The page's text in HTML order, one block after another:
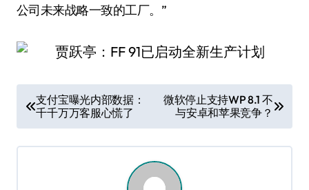
公司未来战略一致的工厂。”
章
导
支付宝曝光内部数据：
千千万万客服心慌了
微软停止支持WP 8.1 不
与安卓和苹果竞争？